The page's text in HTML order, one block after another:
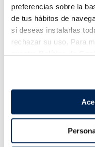
preferencias sobre la
de tus hábitos de
si deseas instalarlas
rechazar su uso. Para
nuestraPolítica de
COMBINABLE
Añadir